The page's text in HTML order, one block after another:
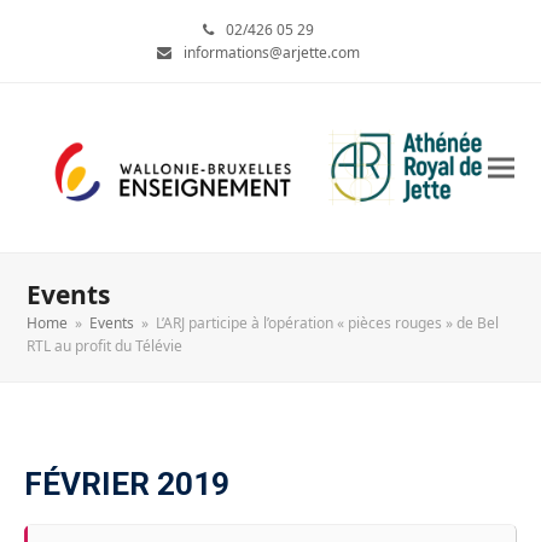
02/426 05 29
informations@arjette.com
Events
Home » Events » L’ARJ participe à l’opération « pièces rouges » de Bel
RTL au profit du Télévie
FÉVRIER 2019